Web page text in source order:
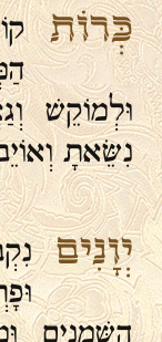
כְּרוֹת
וּלְמוֹקֵשׁ
נִשֵּׂאתָ
יְוָנִים